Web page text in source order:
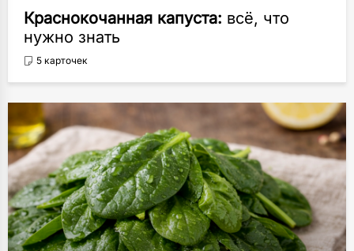
Краснокочанная капуста: всё, что
нужно знать
5 карточек